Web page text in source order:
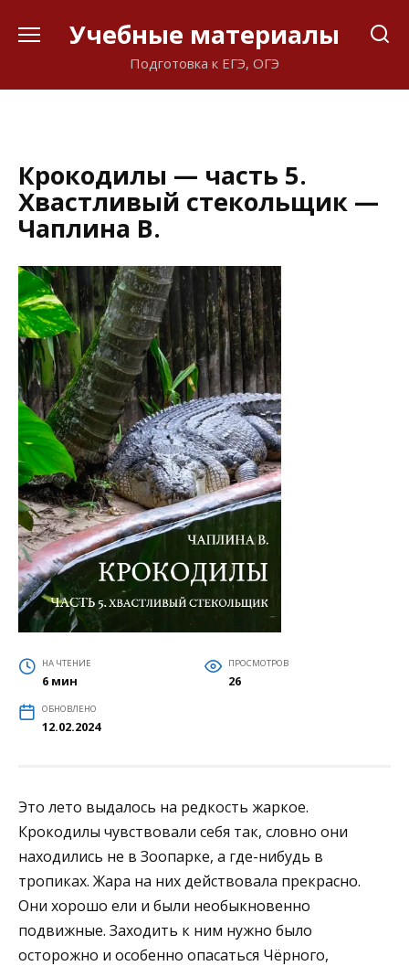
Учебные материалы
Подготовка к ЕГЭ, ОГЭ
Крокодилы — часть 5.
Хвастливый стекольщик —
Чаплина В.
НА ЧТЕНИЕ
6 мин
ПРОСМОТРОВ
26
ОБНОВЛЕНО
12.02.2024
Это лето выдалось на редкость жаркое.
Крокодилы чувствовали себя так, словно они
находились не в Зоопарке, а где-нибудь в
тропиках. Жара на них действовала прекрасно.
Они хорошо ели и были необыкновенно
подвижные. Заходить к ним нужно было
осторожно и особенно опасаться Чёрного,